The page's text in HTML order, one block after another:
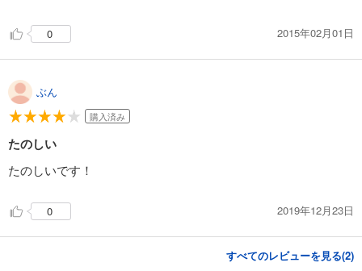
0 2015年02月01日
ぶん
購入済み
たのしい
たのしいです！
0 2019年12月23日
すべてのレビューを見る(2)